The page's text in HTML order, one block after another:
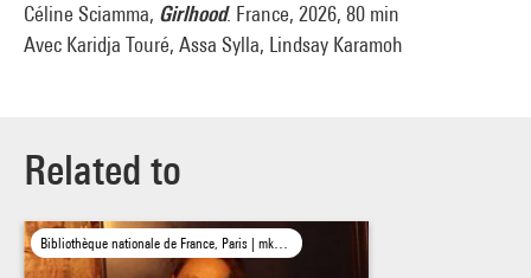
Céline Sciamma, Girlhood. France, 2026, 80 min
Avec Karidja Touré, Assa Sylla, Lindsay Karamoh
Related to
Bibliothèque nationale de France, Paris | mk2 bibliothèque × Centre Pompidou, Paris | Petit Bain, Paris